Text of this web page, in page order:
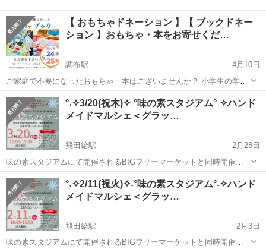
【 おもちゃドネーション 】【 ブックドネー
ション 】おもちゃ・本をお寄せくだ…
調布駅
4月10日
ご家庭で不要になったおもちゃ・本はございませんか？ 小学生の学童
施設にそのおもちゃ・本を寄付させてください。 ↓ 寄付できる品を下
記の場所までお持ちください。 受付日時：2025年５月２４日（土）・
２５日（...
東京 調布市 調布駅 その他 ドネーション
°˖✧3/20(祝木)✧˖°味の素スタジアム°˖✧ハンド
メイドマルシェ＜グラッ…
飛田給駅
2月28日
味の素スタジアムにて開催されるBIGフリーマーケットと同時開催の
☆彡グラッドマルシェ for ハンドメイド☆彡 ハンドメイド作家が制作
したオリジナルアクセサリー・小物などアート作品 お目当ての素敵な
な作家...
東京 調布市 飛田給駅 その他 ハンドメイド
°˖✧2/11(祝火)✧˖°味の素スタジアム°˖✧ハンド
メイドマルシェ＜グラッ…
飛田給駅
2月3日
味の素スタジアムにて開催されるBIGフリーマーケットと同時開催の